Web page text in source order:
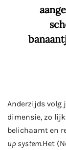
Anderzijds volg
dimensie, zo
belichaamt en
up system.Het